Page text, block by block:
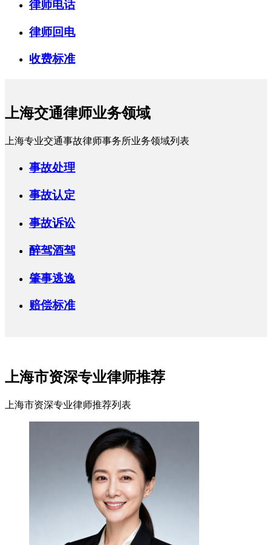
律师电话
律师回电
收费标准
上海交通律师业务领域
上海专业交通事故律师事务所业务领域列表
事故处理
事故认定
事故诉讼
醉驾酒驾
肇事逃逸
赔偿标准
上海市资深专业律师推荐
上海市资深专业律师推荐列表